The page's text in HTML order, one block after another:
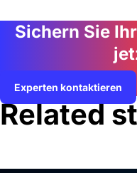
Sichern Sie
Experten kontaktieren
Related